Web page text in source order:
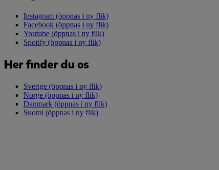
Instagram (öppnas i ny flik)
Facebook (öppnas i ny flik)
Youtube (öppnas i ny flik)
Spotify (öppnas i ny flik)
Her finder du os
Sverige (öppnas i ny flik)
Norge (öppnas i ny flik)
Danmark (öppnas i ny flik)
Suomi (öppnas i ny flik)